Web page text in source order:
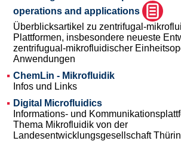
operations and applications
Überblicksartikel zu zentrifugal-
Plattformen, insbesondere neueste
zentrifugual-mikrofluidischer
Anwendungen
ChemLin - Mikrofluidik
Infos und Links
Digital Microfluidics
Informations- und
Thema Mikrofluidik von der
Landesentwicklungsgesellschaft